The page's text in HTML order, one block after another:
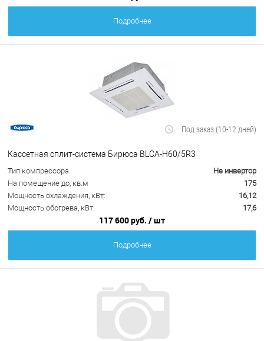
Подробнее
Под заказ (10-12 дней)
Кассетная сплит-система Бирюса BLCA-H60/5R3
Тип компрессора
Не инвертор
На помещение до, кв.м
175
Мощность охлаждения, кВт:
16,12
Мощность обогрева, кВт:
17,6
117 600 руб. / шт
Подробнее